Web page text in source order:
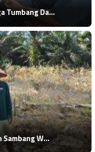
Tumbang Da…
Sambang W…